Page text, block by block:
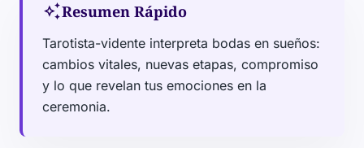
auto_awesomeResumen Rápido
Tarotista-vidente interpreta bodas en sueños:
cambios vitales, nuevas etapas, compromiso
y lo que revelan tus emociones en la
ceremonia.